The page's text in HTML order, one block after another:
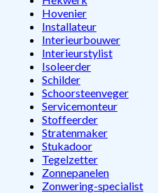
Hovenier
Installateur
Interieurbouwer
Interieurstylist
Isoleerder
Schilder
Schoorsteenveger
Servicemonteur
Stoffeerder
Stratenmaker
Stukadoor
Tegelzetter
Zonnepanelen
Zonwering-specialist